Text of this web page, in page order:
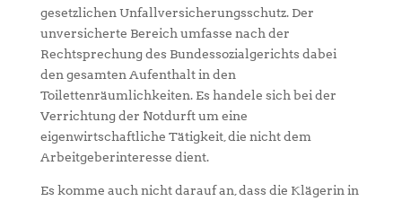
gesetzlichen Unfallversicherungsschutz. Der
unversicherte Bereich umfasse nach der
Rechtsprechung des Bundessozialgerichts dabei
den gesamten Aufenthalt in den
Toilettenräumlichkeiten. Es handele sich bei der
Verrichtung der Notdurft um eine
eigenwirtschaftliche Tätigkeit, die nicht dem
Arbeitgeberinteresse dient.
Es komme auch nicht darauf an, dass die Klägerin in